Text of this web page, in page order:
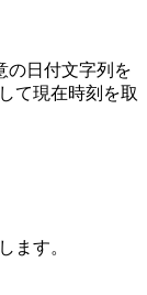
の日付文字列を
て現在時刻を取
ます。